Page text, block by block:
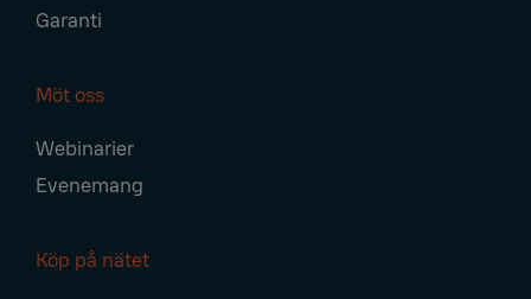
Garanti
Möt oss
Webinarier
Evenemang
Köp på nätet